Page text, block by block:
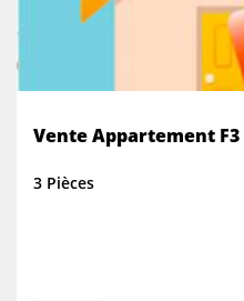
3 Pièces